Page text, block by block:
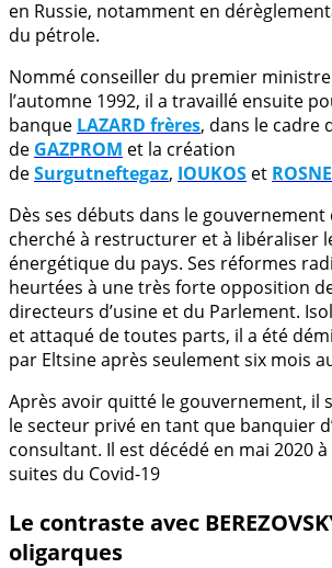
en Russie, notamment en
du pétrole.
Nommé conseiller du premier ministre
l’automne 1992, il a travaillé ensuite
banque LAZARD frères, dans le cadre
de GAZPROM et la création
deSurgutneftegaz, IOUKOS et
Dès ses débuts dans le gouvernement
cherché à restructurer et à libéraliser
énergétique du pays. Ses réformes
heurtées à une très forte opposition
directeurs d’usine et du Parlement.
et attaqué de toutes parts, il a été
par Eltsine après seulement six mois
Après avoir quitté le gouvernement, il
le secteur privé en tant que banquier
consultant. Il est décédé en mai 2020
suites du Covid-19
Le contraste avec
oligarques